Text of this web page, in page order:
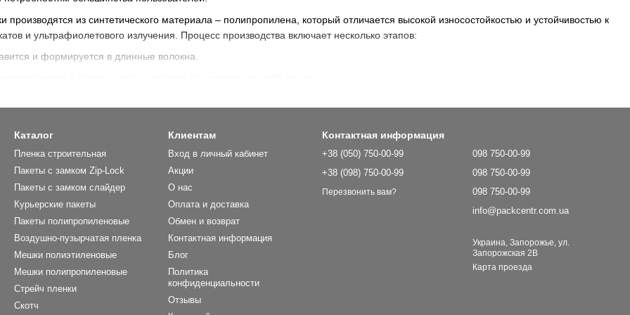
из синтетического материала – полипропилена, который отличается высокой износостойкостью и устойчивостью к
и ультрафиолетового излучения. Процесс производства включает несколько этапов:
и формируется в длинные волокна.
мешкам долговечность, позволяя использовать их многократно.
мешок полипропиленовый 50 кг
находят применение в самых разных сферах:
хранение и транспортировка зерна, муки, сахара, комбикорма, удобрений.
цемента, песка, строительных смесей.
соли, угля.
вещей, утилизация мусора.
мешки 50 кг полипропиленовые подходят как для сухих, так и для сыпучих продуктов, обеспечивая их защиту от внешних
Каталог
Пленка строительная
Пакеты с замком Zip-Lock
Пакеты с замком слайдер
Курьерские пакеты
Пакеты полипропиленовые
Воздушно-пузырчатая пленка
Мешки полиэтиленовые
Мешки полипропиленовые
Стрейч пленки
Скотч
Клиентам
Вход в личный кабинет
Акции
О нас
Оплата и доставка
Обмен и возврат
Контактная информация
Блог
Политика
конфиденциальности
Отзывы
Контактная информация
+38 (050) 750-00-99
+38 (098) 750-00-99
Перезвонить вам?
098 750-00-99
098 750-00-99
098 750-00-99
info@packcentr.com.ua
Украина, Запорожье, ул.
Запорожская 2В
Карта проезда